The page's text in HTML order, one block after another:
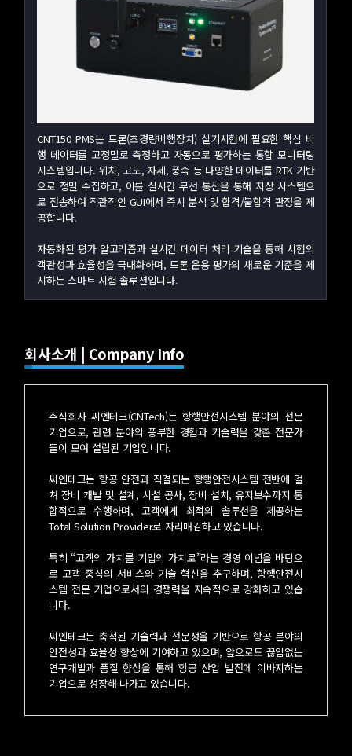
CNT150 PMS는 드론(초경량비행장치) 실기시험에 필요한 핵심 비
행 데이터를 고정밀로 측정하고 자동으로 평가하는 통합 모니터링
시스템입니다. 위치, 고도, 자세, 풍속 등 다양한 데이터를 RTK 기반
으로 정밀 수집하고, 이를 실시간 무선 통신을 통해 지상 시스템으
로 전송하여 직관적인 GUI에서 즉시 분석 및 합격/불합격 판정을 제
공합니다.
자동화된 평가 알고리즘과 실시간 데이터 처리 기술을 통해 시험의
객관성과 효율성을 극대화하며, 드론 운용 평가의 새로운 기준을 제
시하는 스마트 시험 솔루션입니다.
회사소개 | Company Info
주식회사 씨엔테크(CNTech)는 항행안전시스템 분야의 전문
기업으로, 관련 분야의 풍부한 경험과 기술력을 갖춘 전문가
들이 모여 설립된 기업입니다.
씨엔테크는 항공 안전과 직결되는 항행안전시스템 전반에 걸
쳐 장비 개발 및 설계, 시설 공사, 장비 설치, 유지보수까지 통
합적으로 수행하며, 고객에게 최적의 솔루션을 제공하는
Total Solution Provider로 자리매김하고 있습니다.
특히 “고객의 가치를 기업의 가치로”라는 경영 이념을 바탕으
로 고객 중심의 서비스와 기술 혁신을 추구하며, 항행안전시
스템 전문 기업으로서의 경쟁력을 지속적으로 강화하고 있습
니다.
씨엔테크는 축적된 기술력과 전문성을 기반으로 항공 분야의
안전성과 효율성 향상에 기여하고 있으며, 앞으로도 끊임없는
연구개발과 품질 향상을 통해 항공 산업 발전에 이바지하는
기업으로 성장해 나가고 있습니다.